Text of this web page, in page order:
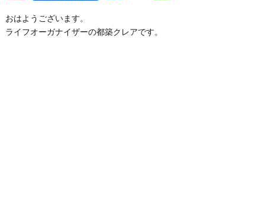
おはようございます。
ライフオーガナイザーの都築クレアです。